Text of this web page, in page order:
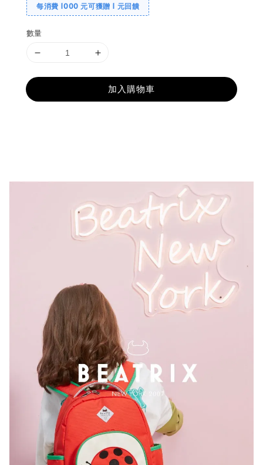
每消費 1000 元可獲贈 1 元回饋
數量
加入購物車